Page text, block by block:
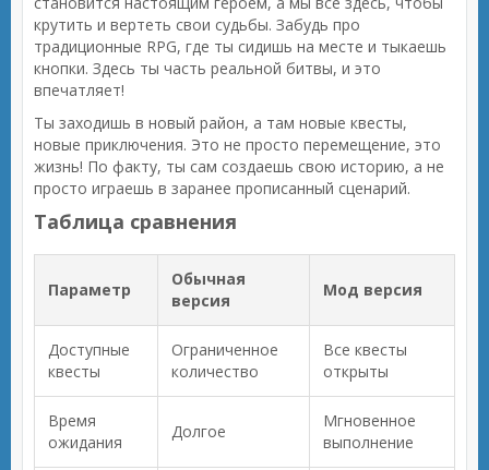
крутить и вертеть свои судьбы. Забудь про
традиционные RPG, где ты сидишь на месте и тыкаешь
кнопки. Здесь ты часть реальной битвы, и это
впечатляет!
Ты заходишь в новый район, а там новые квесты,
новые приключения. Это не просто перемещение, это
жизнь! По факту, ты сам создаешь свою историю, а не
просто играешь в заранее прописанный сценарий.
Таблица сравнения
Параметр
Обычная
версия
Мод версия
Доступные
квесты
Ограниченное
количество
Все квесты
открыты
Время
ожидания
Долгое
Мгновенное
выполнение